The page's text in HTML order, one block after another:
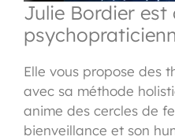
Julie Bordier est
Elle vous propose des
avec sa méthode
anime des cercles de
bienveillance et son